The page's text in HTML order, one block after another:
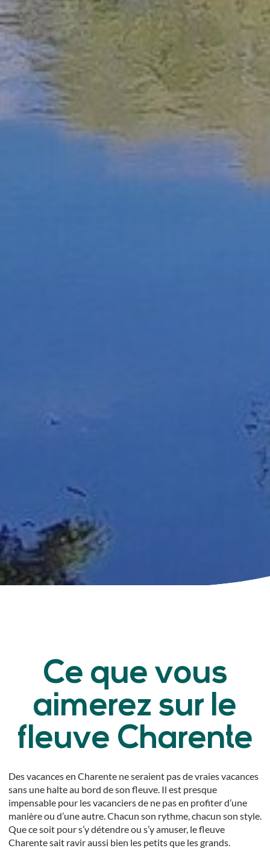
Ce que vous
aimerez sur le
fleuve Charente
Des vacances en Charente ne seraient pas de vraies vacances
sans une halte au bord de son fleuve. Il est presque
impensable pour les vacanciers de ne pas en profiter d’une
manière ou d’une autre. Chacun son rythme, chacun son style.
Que ce soit pour s’y détendre ou s’y amuser, le fleuve
Charente sait ravir aussi bien les petits que les grands.